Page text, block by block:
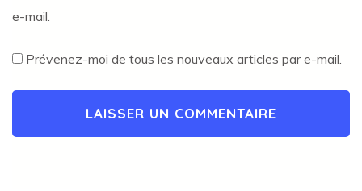
e-mail.
Prévenez-moi de tous les nouveaux articles par e-mail.